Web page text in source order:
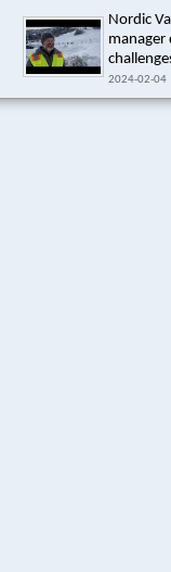
Nordic
manager
2024-02-04